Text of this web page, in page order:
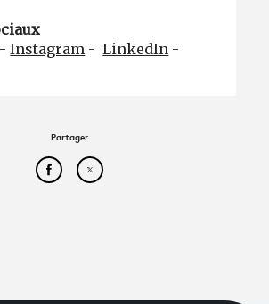
-Instagram -LinkedIn -
Partager
Partager cet article sur
Partager cet article sur